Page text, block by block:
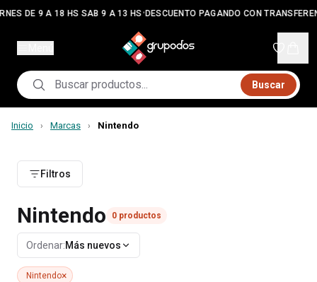
DE 9 A 18 HS SAB 9 A 13 HS•DESCUENTO PAGANDO CON
Buscar
Inicio › Marcas › Nintendo
Filtros
Nintendo 0 productos
Ordenar:Más nuevos
Nintendo×